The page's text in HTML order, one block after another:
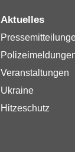
Aktuelles
Veranstaltungen
Ukraine
Hitzeschutz